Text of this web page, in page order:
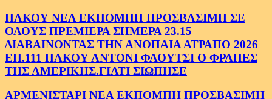
ΠΑΚΟΥ ΝΕΑ ΕΚΠΟΜΠΗ ΠΡΟΣΒΑΣΙΜΗ ΣΕ
ΟΛΟΥΣ ΠΡΕΜΙΕΡΑ ΣΗΜΕΡΑ 23.15
ΔΙΑΒΑΙΝΟΝΤΑΣ ΤΗΝ ΑΝΟΠΑΙΑ ΑΤΡΑΠΟ 2026
ΕΠ.111 ΠΑΚΟΥ ΑΝΤΟΝΙ ΦΑΟΥΤΣΙ Ο ΦΡΑΠΕΣ
ΤΗΣ ΑΜΕΡΙΚΗΣ.ΓΙΑΤΙ ΣΙΩΠΗΣΕ
ΑΡΜΕΝΙΣΤΑΡΙ ΝΕΑ ΕΚΠΟΜΠΗ ΠΡΟΣΒΑΣΙΜΗ